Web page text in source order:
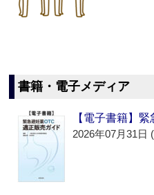
書籍・電子メディア
【電子書籍】
2026年07月31日